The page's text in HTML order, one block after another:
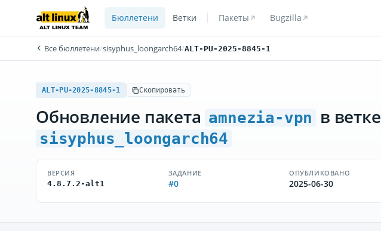
Бюллетени Ветки Пакеты Bugzilla
Все бюллетени/sisyphus_loongarch64/ALT-PU-2025-8845-1
ALT-PU-2025-8845-1 Скопировать
Обновление пакета amnezia-vpn в ветке
sisyphus_loongarch64
ВЕРСИЯ
4.8.7.2-alt1
ЗАДАНИЕ
#0
ОПУБЛИКОВАНО
2025-06-30